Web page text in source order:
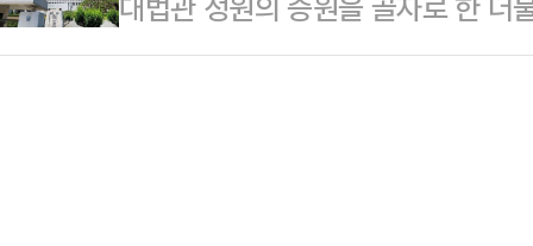
서 추천된 시민 대표들로 구성하는
속 전 심문 절차 …
씨의 태도가 바뀐 것으로, 법조계에
신을 비호할 세력도 없다고 판단하
목소리가 높아지고 있다. 특히 대법